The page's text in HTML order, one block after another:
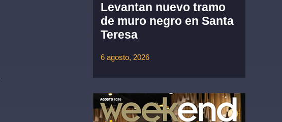
Levantan nuevo tramo
de muro negro en Santa
Teresa
6 agosto, 2026